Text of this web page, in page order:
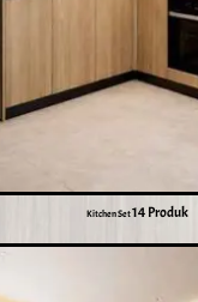
Kitchen Set14 Produk